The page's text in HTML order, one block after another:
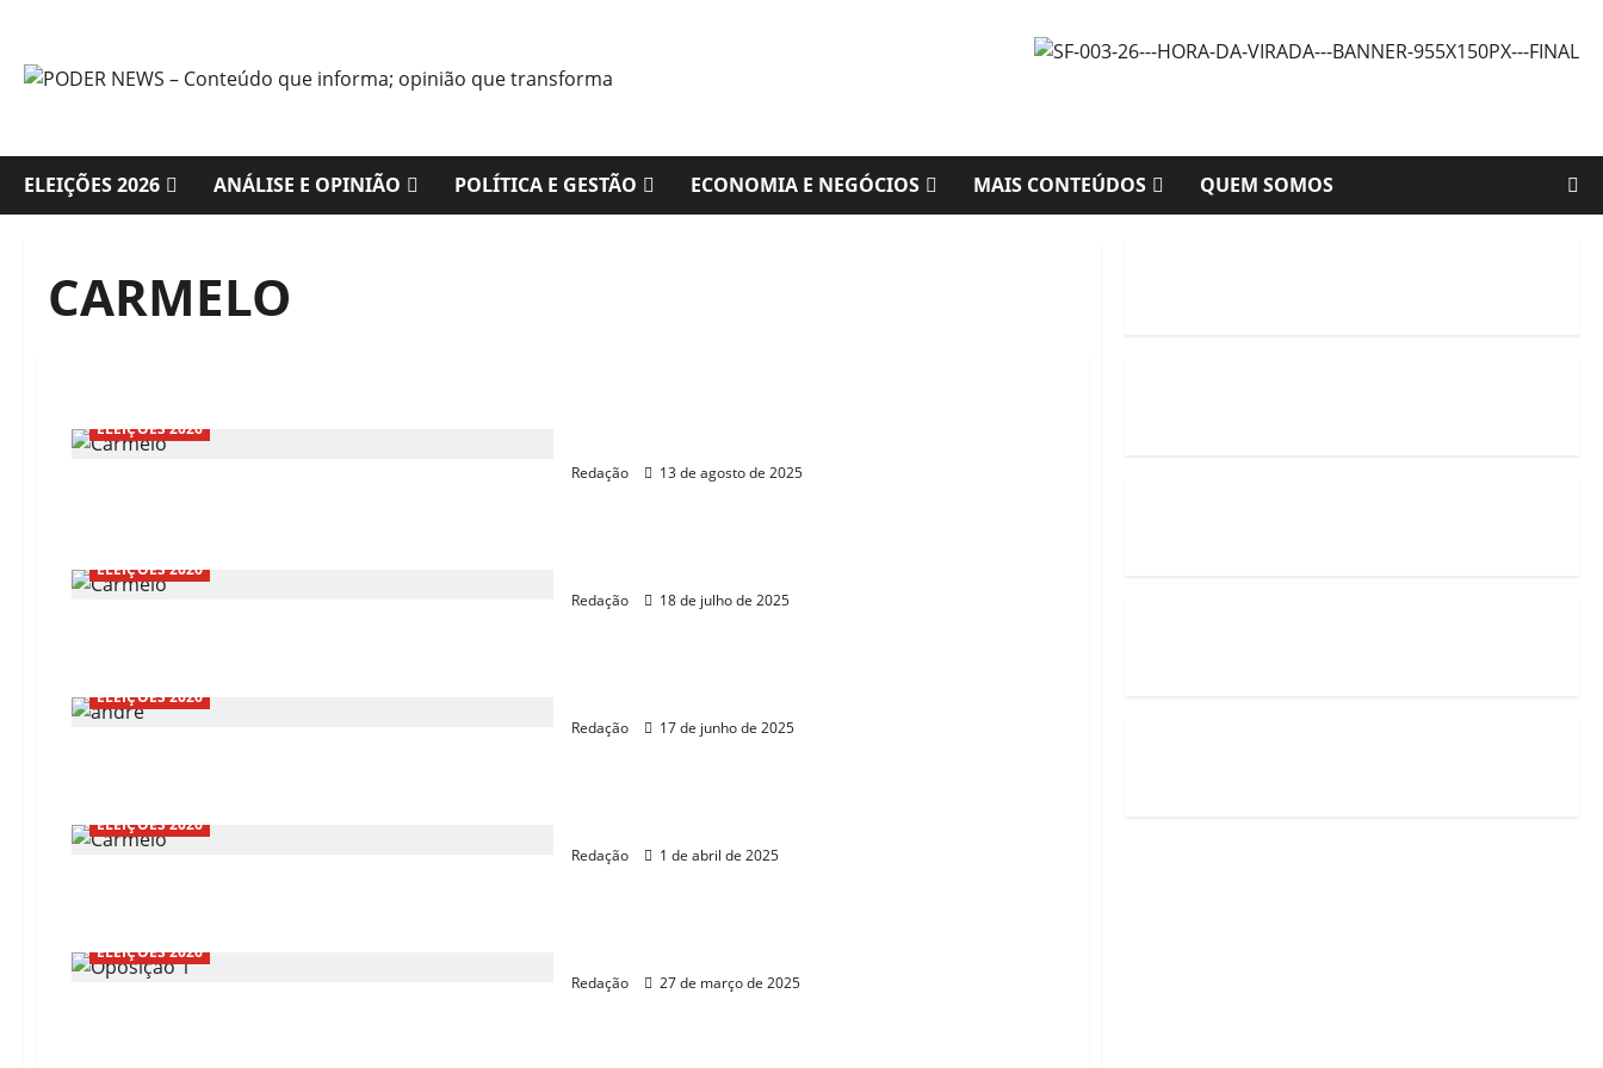
content
ELEIÇÕES 2026 ANÁLISE E OPINIÃO POLÍTICA E GESTÃO ECONOMIA E NEGÓCIOS MAIS CONTEÚDOS QUEM SOMOS
CARMELO
ELEIÇÕES 2026
Redação 13 de agosto de 2025
ELEIÇÕES 2026
Redação 18 de julho de 2025
ELEIÇÕES 2026
Redação 17 de junho de 2025
ELEIÇÕES 2026
Redação 1 de abril de 2025
ELEIÇÕES 2026
Redação 27 de março de 2025